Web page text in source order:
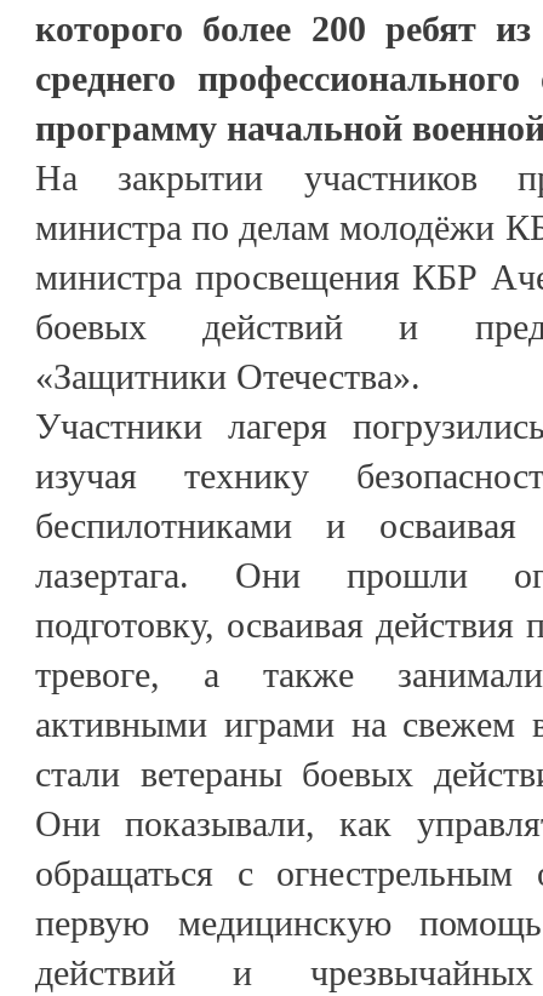
которого более 200 ребят
среднего
программу начальной
На закрытии участников
министра по делам молодёжи
министра просвещения КБР
боевых действий и
«Защитники Отечества».
Участники лагеря
изучая технику
беспилотниками и осваивая
лазертага. Они прошли
подготовку, осваивая
тревоге, а также
активными играми на свежем
стали ветераны боевых
Они показывали, как
обращаться с огнестрельным
первую медицинскую
действий и